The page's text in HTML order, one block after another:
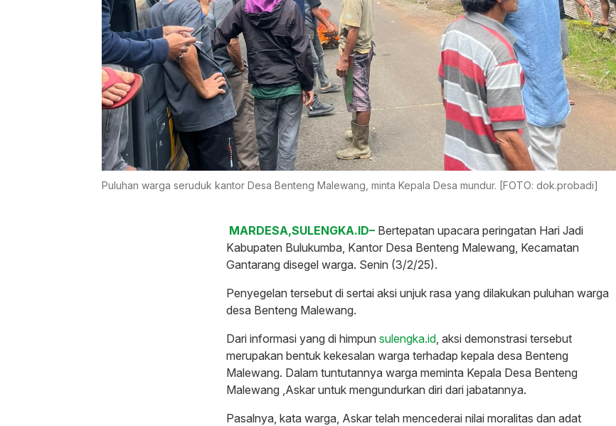
Puluhan warga seruduk kantor Desa Benteng Malewang, minta Kepala Desa mundur. [FOTO: dok.probadi]
MARDESA,SULENGKA.ID– Bertepatan upacara peringatan Hari Jadi
Kabupaten Bulukumba, Kantor Desa Benteng Malewang, Kecamatan
Gantarang disegel warga. Senin (3/2/25).
Penyegelan tersebut di sertai aksi unjuk rasa yang dilakukan puluhan warga
desa Benteng Malewang.
Dari informasi yang di himpun sulengka.id, aksi demonstrasi tersebut
merupakan bentuk kekesalan warga terhadap kepala desa Benteng
Malewang. Dalam tuntutannya warga meminta Kepala Desa Benteng
Malewang ,Askar untuk mengundurkan diri dari jabatannya.
Pasalnya, kata warga, Askar telah mencederai nilai moralitas dan adat